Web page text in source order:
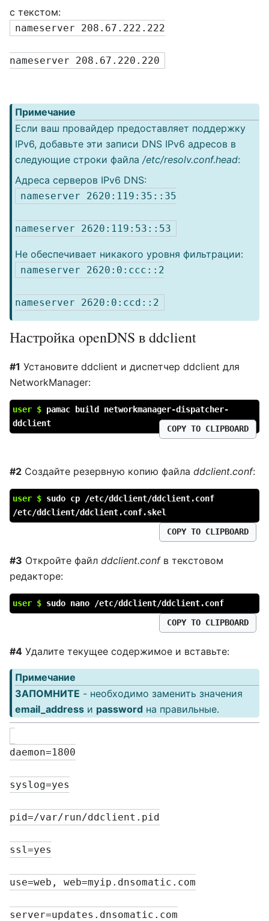
с текстом:
nameserver 208.67.222.222
nameserver 208.67.220.220
Примечание
Если ваш провайдер предоставляет поддержку
IPv6, добавьте эти записи DNS IPv6 адресов в
следующие строки файла /etc/resolv.conf.head:
Адреса серверов IPv6 DNS:
nameserver 2620:119:35::35
nameserver 2620:119:53::53
Не обеспечивает никакого уровня фильтрации:
nameserver 2620:0:ccc::2
nameserver 2620:0:ccd::2
Настройка openDNS в ddclient
#1 Установите ddclient и диспетчер ddclient для
NetworkManager:
user $ pamac build networkmanager-dispatcher-
ddclient
COPY TO CLIPBOARD
#2 Создайте резервную копию файла ddclient.conf:
user $ sudo cp /etc/ddclient/ddclient.conf
/etc/ddclient/ddclient.conf.skel
COPY TO CLIPBOARD
#3 Откройте файл ddclient.confв текстовом
редакторе:
user $ sudo nano /etc/ddclient/ddclient.conf
COPY TO CLIPBOARD
#4 Удалите текущее содержимое и вставьте:
Примечание
ЗАПОМНИТЕ - необходимо заменить значения
email_address и password на правильные.
daemon=1800
syslog=yes
pid=/var/run/ddclient.pid
ssl=yes
use=web, web=myip.dnsomatic.com
server=updates.dnsomatic.com